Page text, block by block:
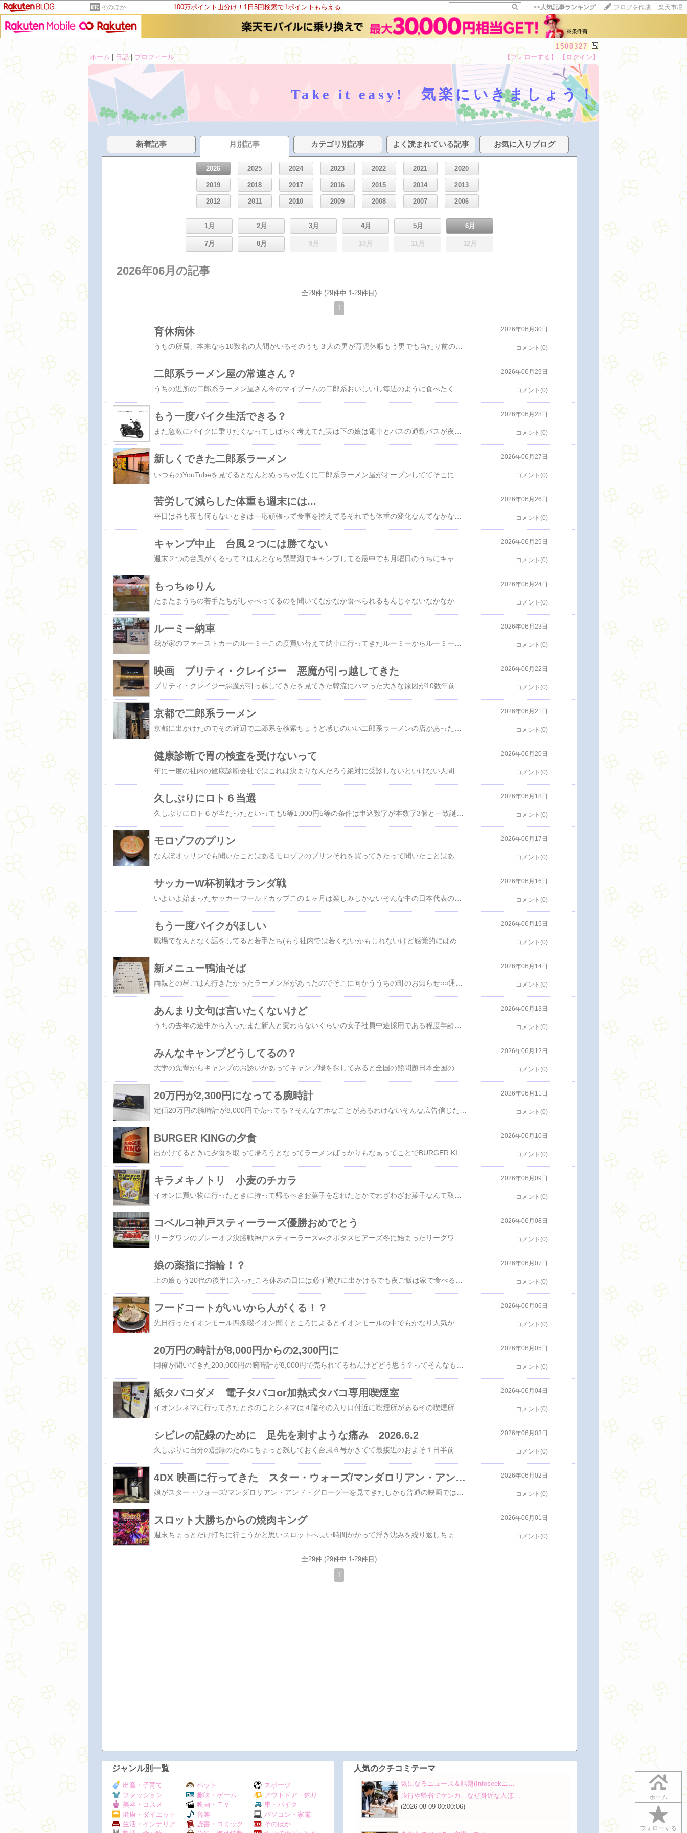
そのほか 100万ポイント山分け！1日5回検索で1ポイントもらえる >>人気記事ランキング ブログを作成 楽天市場
1500327
ホーム
日記| プロフィール 【フォローする】 【ログイン】
Take it easy! 気楽にいきましょう！
ホーム
フォローする
新着記事 月別記事 カテゴリ別記事 よく読まれている記事 お気に入りブログ
2026 2025 2024 2023 2022 2021 2020
2019 2018 2017 2016 2015 2014 2013
2012 2011 2010 2009 2008 2007 2006
1月 2月 3月 4月 5月 6月
7月 8月 9月 10月 11月 12月
2026年06月の記事
全29件 (29件中 1-29件目)
1
育休病休
うちの所属、本来なら10数名の人間がいるそのうち３人の男が育児休暇もう男でも当たり前のように育休を取る時代もちろん権利だしそれに対してとやかくは言えない育休の世代なんでバリバリ仕事をするような年代その３人がいないのはかなりの痛手それをカバーする担当がまだ入って１年程度の２人そのうちの１人が心の病で病休を出してきた確かに忙しいがそこまでしんどい仕事とは思っていないそれなのに心の病って残る１人それが先週また心の病で病休を出してきたどうなってるねんこれで５人が職場にいないただでさえ人手不足のところ５人が休むってどれもしかたないのかもしれないけどこれは異常事態仕事が回っていかない俺等の若い頃は．．．なんて言いたくないけどこれはひどい心の病もわからんこともないけどこの程度でやられてしまってたらどの仕事もできないと思うよみんな事情があるのもわかるでもこんな異常事態は残ってる者がしんどいさてどうしようか
2026年06月30日
コメント(0)
二郎系ラーメン屋の常連さん？ 2026年06月29日
コメント(0)
もう一度バイク生活できる？ 2026年06月28日
コメント(0)
新しくできた二郎系ラーメン 2026年06月27日
コメント(0)
苦労して減らした体重も週末には... 2026年06月26日
コメント(0)
キャンプ中止 台風２つには勝てない 2026年06月25日
コメント(0)
もっちゅりん
たまたまうちの若手たちがしゃべってるのを聞いてなかなか食べられるもんじゃないなかなか買えるもんじゃないたまたま売ってて食べられたそれはよかったねぇなんてしゃべってる聞くとミスタードーナツのもっちゅりんっていうドーナツタイミング良ければ買えるらしくてほぼ幻のようなもんって言ってた我が家の女子たちもそんなことは知ってるらしくてそんな珍しいもの食べてみたいなぁって話をしてたそんなとき夕食後に登場したもっちゅりんやんたまたま買い物に行ったショッピングモールでそれの売り出しを見つけたらしくミスドの開店１時間前から並んだんだってそして買ったんだって開店するころには10人以上は並んでたらしくそれでも並びだしたのは20分前くらいかららしくさすがに平日のショッピングモールのミスドでも１時間前から並んでる人はうちだけだったんだってそして念願のもっちゅりんを食べたもっちもちきな粉を食べたんだけどおいしいもちもち感がものすごいよく並んで買ってきてくれたよしかし...これを買うために１時間前はないなそこまでの労力をかけてまで食べるくらいおいしいのかというとそこは微妙ドーナツ好きの女子にしたら値打ちあるかもしれないけどドーナツを含め甘いもんが好きといってもそこまでではないしオッサンとしてはそんな感想もちろんおいしいのは間違いないあとは好き度合いと価値観次第かな食べてない人はぜひ食べましょうおいしいよけど１時間並ぶのは自分で判断して買いましょうって感じ
2026年06月24日
コメント(0)
ルーミー納車 2026年06月23日
コメント(0)
映画 プリティ・クレイジー 悪魔が引っ越してきた
プリティ・クレイジー悪魔が引っ越してきたを見てきた韓流にハマった大きな原因が10数年前の少女時代その中でもダントツにハマったのがユナいまだに大好きでユナのドラマをちょうど今Netflixで見てたところそんなユナ主演の映画があるってことで公開直後に見に行ったコメディの映画ということであんまり自分の好みとは違うしそんなに期待してなかったただユナ主演ってことだけで見に行ったすると前半はコメディ一色で周りからもクスクス笑い声が聞こえるような展開でも途中からちょっと雰囲気が代わりだしてしっかりストーリーも面白かった最後はちょっとした感動もあって十分楽しめた期待薄から見に行ったけど逆の裏切りでよかったユナの清楚でキレイな役どころもあったしおもしろかったいい映画だった
2026年06月22日
コメント(0)
京都で二郎系ラーメン 2026年06月21日
コメント(0)
健康診断で胃の検査を受けないって 2026年06月20日
コメント(0)
久しぶりにロト６当選 2026年06月18日
コメント(0)
モロゾフのプリン 2026年06月17日
コメント(0)
サッカーW杯初戦オランダ戦
いよいよ始まったサッカーワールドカップこの１ヶ月は楽しみしかないそんな中の日本代表の初戦結果は引き分け最終的にはよかったんじゃないかな前夜はいつもより早めに寝て朝５時にしっかり起きてテレビの前へハラハラしながらみてても眠気はあってハラハラとウトウトが相まりながら見てたおかげで日本代表の１点目は見逃してしまった同点に追い付いたところはしっかり見てて熱くなったしかしオランダ選手のデカいこと…体付きのハンディキャップはめちゃめちゃあるそれでヘディングで同点にできたのがめちゃめちゃカッコよかったあれだけ体付きのハンディキャップがありながらこの先の強豪との戦い予選リーグを突破してベスト32に入ってそこで１つ勝ったらベスト16さらに勝てば過去の歴史を塗り替えられる難しい戦いだろうけど目標目指してがんばれ日本代表！！
2026年06月16日
コメント(0)
もう一度バイクがほしい 2026年06月15日
コメント(0)
新メニュー鴨油そば 2026年06月14日
コメント(0)
あんまり文句は言いたくないけど 2026年06月13日
コメント(0)
みんなキャンプどうしてるの？
大学の先輩からキャンプのお誘いがあってキャンプ場を探してみると全国の熊問題日本全国の山に熊がいそうキャンプ場なんて山の中山の中だから楽しいのであってその山にいないとは思うんだけどこれだけ目撃情報があったらもしかして熊がいてキャンプ中に襲われるなんてことも考えてしまうそうなるとキャンプ場探しも限られてくる熊のいそうにない海辺、琵琶湖畔、そんなところになってしまう昨年秋も同じように結局山の中はあきらめて琵琶湖畔のキャンプにして今回も同じところが間違いないかと思い同じところを予約したまあまあいいところで目の前が琵琶湖になってる砂浜のキャンプ場予約はできたしあとはその日が天気になることだけが心配雨でさえなければ問題ないんだけどね
2026年06月12日
コメント(0)
20万円が2,300円になってる腕時計 2026年06月11日
コメント(0)
BURGER KINGの夕食 2026年06月10日
コメント(0)
キラメキノトリ 小麦のチカラ 2026年06月09日
コメント(0)
コベルコ神戸スティーラーズ優勝おめでとう 2026年06月08日
コメント(0)
娘の薬指に指輪！？ 2026年06月07日
コメント(0)
フードコートがいいから人がくる！？
先日行ったイオンモール四条畷イオン聞くところによるとイオンモールの中でもかなり人気があるモールって聞いたことがあるそこのフードコートフードコートなんてあまり期待することないけどここの四条畷イオンはひと味違うフードコート内に人気店がめちゃくちゃある普通のフードコート内のラーメン屋なんて聞いたことがないようなラーメン屋が多いけどここは違う魁力屋に神座あとはケンタッキーにミスタドーナツお肉の店やとんかつの店おそらく名のある店だと思うフードコートでめっちゃいいご飯が食べられるそれだけ人気をしてるイオンなんだろうだから有名店がフードコートに入ってる有名店がフードコートにあるからイオンに行く相乗効果めっちゃあるんじゃないかなもちろん食べたのは魁力屋ハマってしまったスタミナまぜそばたくあんやネギも普通の店のように入れ放題素晴らしいフードコートだったな
2026年06月06日
コメント(0)
20万円の時計が8,000円からの2,300円に 2026年06月05日
コメント(0)
紙タバコダメ 電子タバコor加熱式タバコ専用喫煙室
イオンシネマに行ってきたときのことシネマは４階その入り口付近に喫煙所があるその喫煙所は電子タバコor加熱式タバコ専用喫煙室ちなみに紙タバコを吸うなら１階まで行かないといけない紙タバコは禁止こんなの初めて見た初めての経験加熱式タバコ愛用者にはもってこいの場所煙たくならないし空気もまあまあもう紙タバコを卒業して何年経つかなもしかして10年近くになるんじゃないかな加熱式タバコならオッケーっていうパチンコ屋もあるぐらいだからね加熱式タバコ愛用者ならもっともっと吸える場所があっていいのにってめっちゃ思うことあるしこれはいいもっともっとこんな場所が増えてほしいもんだ
2026年06月04日
コメント(0)
シビレの記録のために 足先を刺すような痛み 2026.6.2
久しぶりに自分の記録のためにちょっと残しておく台風６号がきてて最接近のおよそ１日半前から１年のうちたまにある右足先を刺すような痛み強烈な電気を１点集中で流されるような痛み前夜はその痛みで眠れなかった痛い痛いとのたうち回りながら今回は仕事中も痛くて痛くてめっちゃ仕事に影響が出てた何人もの人に痛そうやなーって言われたツラい１日だったその発生からおよそ24時間まだ痛みは残ってるでもかなりマシにはなってきたちなみにタイミングは台風最接近のころたまにこの痛みはあるんだけど痛くなる理由がよくわからないこんなときによく言われるんだけど今回もよく言われた低気圧がきてるからその影響で痛くなってる？って確かに痛みが出たとき雨ってのが多いような気がするでも普通に雨でないときも痛いときがある低気圧？それが原因とは思えない雨の度に痛くはならないのでねそれと冷え？夜は涼しいときが最近あったからねそのおかげで冷えてしまったからかでも気候が冷えていくたびになるわけでもないし今回も原因は謎のまま対処はロキソニンを飲むだけ飲めばちょっとは楽になるけようや気がするけど痛みはある痛み発生から24時間ほどちょっとは薄れてきたけどまだ痛みは継続中今晩は眠れるかな
2026年06月03日
コメント(0)
4DX 映画に行ってきた スター・ウォーズ/マンダロリアン・アンド・グローグー 2026年06月02日
コメント(0)
スロット大勝ちからの焼肉キング 2026年06月01日
コメント(0)
全29件 (29件中 1-29件目)
1
ジャンル別一覧
出産・子育て
ファッション
美容・コスメ
健康・ダイエット
生活・インテリア
ペット
趣味・ゲーム
映画・ＴＶ
音楽
読書・コミック
スポーツ
アウトドア・釣り
車・バイク
パソコン・家電
そのほか
人気のクチコミテーマ
気になるニュース＆話題(Infoseekニ…
旅行や帰省でケンカ…なぜ身近な人ほ…
(2026-08-09 00:00:06)